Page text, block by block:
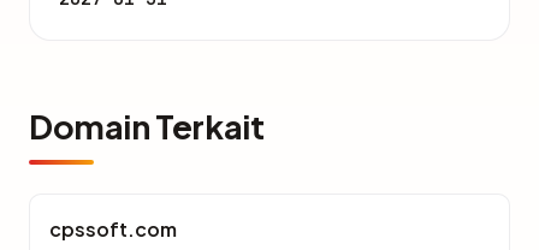
Domain Terkait
cpssoft.com